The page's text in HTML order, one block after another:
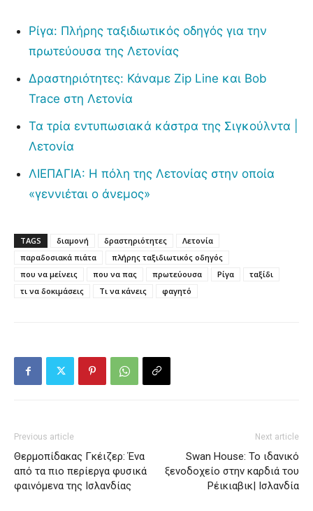
Ρίγα: Πλήρης ταξιδιωτικός οδηγός για την
πρωτεύουσα της Λετονίας
Δραστηριότητες: Κάναμε Zip Line και Bob
Trace στη Λετονία
Τα τρία εντυπωσιακά κάστρα της Σιγκούλντα |
Λετονία
ΛΙΕΠΑΓΙΑ: H πόλη της Λετονίας στην οποία
«γεννιέται ο άνεμος»
TAGS διαμονή δραστηριότητες
Λετονία
παραδοσιακά πιάτα
πλήρης ταξιδιωτικός οδηγός
που να μείνεις
που να πας πρωτεύουσα Ρίγα
ταξίδι
τι να δοκιμάσεις
Τι να κάνεις φαγητό
Previous article
Θερμοπίδακας Γκέιζερ: Ένα
από τα πιο περίεργα φυσικά
φαινόμενα της Ισλανδίας
Next article
Swan House: Το ιδανικό
ξενοδοχείο στην καρδιά του
Ρέικιαβικ| Ισλανδία